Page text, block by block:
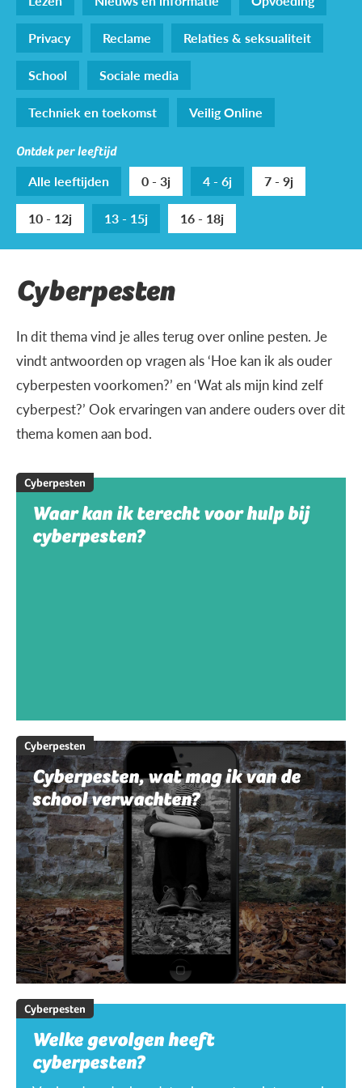
Privacy
Reclame
Relaties & seksualiteit
School
Sociale media
Techniek en toekomst
Veilig Online
Ontdek per leeftijd
Alle leeftijden 0 - 3j 4 - 6j
7 - 9j
10 - 12j
13 - 15j 16 - 18j
Cyberpesten
In dit thema vind je alles terug over online pesten. Je
vindt antwoorden op vragen als ‘Hoe kan ik als ouder
cyberpesten voorkomen?’ en ‘Wat als mijn kind zelf
cyberpest?’ Ook ervaringen van andere ouders over dit
thema komen aan bod.
Cyberpesten
Waar kan ik terecht voor hulp bij
cyberpesten?
Cyberpesten
Cyberpesten, wat mag ik van de
school verwachten?
Cyberpesten
Welke gevolgen heeft
cyberpesten?